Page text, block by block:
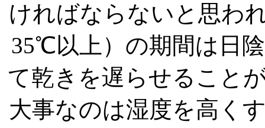
ければならないと思わ
35℃以上）の期間は日
て乾きを遅らせること
大事なのは湿度を高く